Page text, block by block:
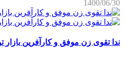
1400/06/30
ندا تقوی زن موفق و کارآفرین بازار